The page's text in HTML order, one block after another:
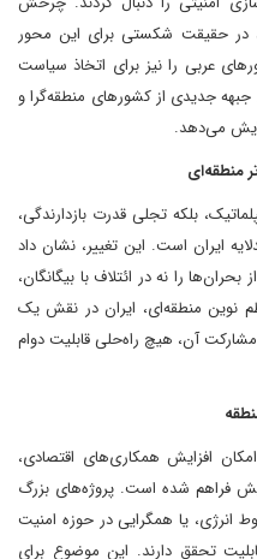
در حقیقت شکستی برای این محور
عربی را نیز برای اتخاذ سیاست
جدیدی از کشورهای منطقه‌گرا و
می‌دهد.
بلکه تجلی قدرت بازدارندگی،
ایران است. این تغییر، نشان داد
را نه در ائتلاف با بیگانگان،
نوین منطقه‌ای، ایران در نقش یک
آن، هیچ راه‌حلی قابلیت دوام
افزایش همکاری‌های اقتصادی،
فراهم شده است. پروژه‌های بزرگ
انرژی، یا همگرایی در حوزه امنیت
تحقق دارند. این موضوع برای